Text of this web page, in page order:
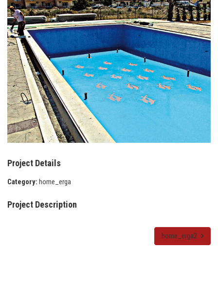
Project Details
Category: home_erga
Project Description
home_erga2